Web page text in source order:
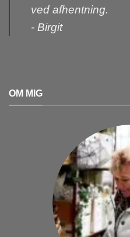
ved afhentning.
- Birgit
OM MIG